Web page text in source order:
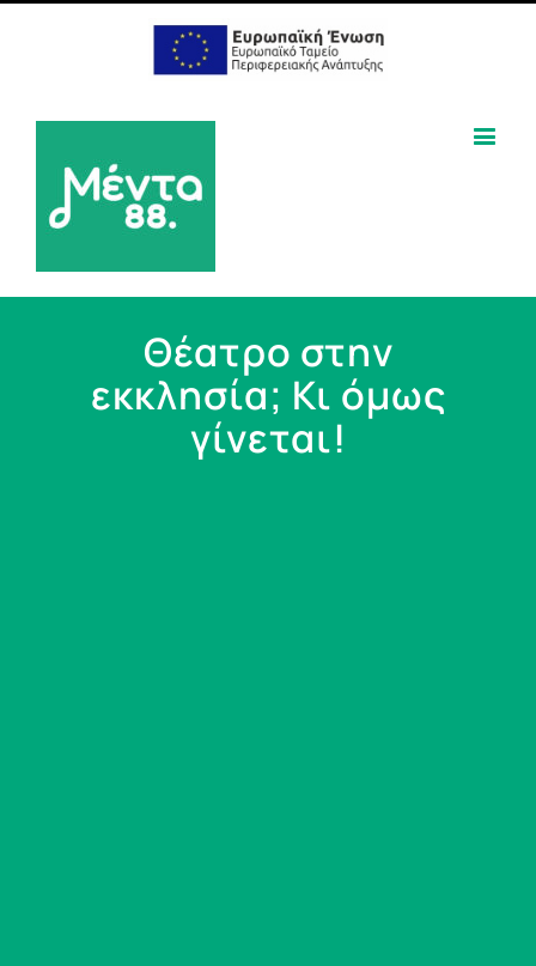
Θέατρο στην
εκκλησία; Κι όμως
γίνεται!